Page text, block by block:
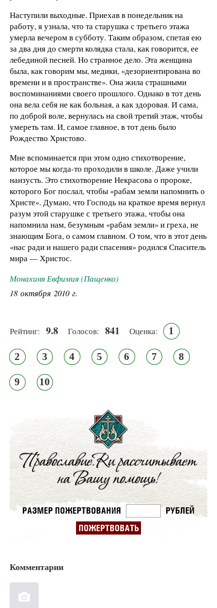
Наступили выходные. Приехав в понедельник на
работу, я узнала, что та старушка с третьего этажа
умерла вечером в субботу. Таким образом, спетая ею
за два дня до смерти колядка стала, как говорится, ее
лебединой песней. Но странное дело. Эта женщина
была, как говорим мы, медики, «дезориентирована во
времени и в пространстве». Она жила страшными
воспоминаниями своего прошлого. Однако в тот день
она вела себя не как больная, а как здоровая. И сама,
по доброй воле, вернулась на свой третий этаж, чтобы
умереть там. И, самое главное, в тот день было
Рождество Христово.
Мне вспоминается при этом одно стихотворение,
которое мы когда-то проходили в школе. Даже учили
наизусть. Это стихотворение Некрасова о пророке,
которого Бог послал, чтобы «рабам земли напомнить о
Христе». Думаю, что Господь на краткое время вернул
разум этой старушке с третьего этажа, чтобы она
напомнила нам, безумным «рабам земли» и греха, не
знающим Бога, о самом главном. О том, что в этот день
«нас ради и нашего ради спасения» родился Спаситель
мира — Христос.
Монахиня Евфимия (Пащенко)
18 октября 2010 г.
Рейтинг: 9.8 Голосов: 841 Оценка: 1
2 3 4 5 6 7 8
9 10
Комментарии